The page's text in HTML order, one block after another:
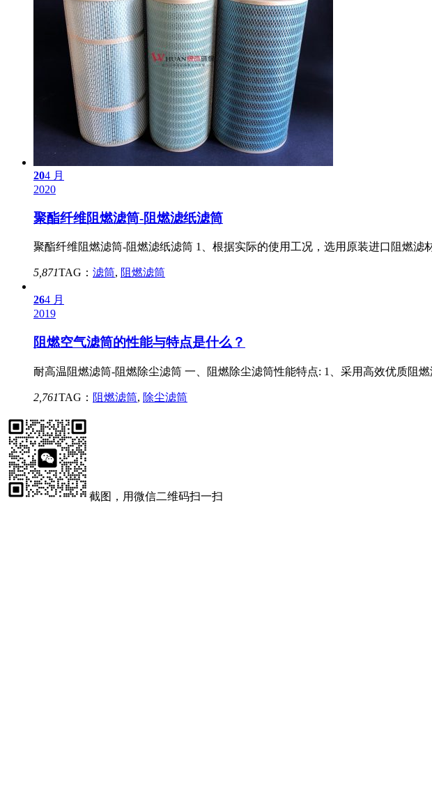
204 月
2020
聚酯纤维阻燃滤筒-阻燃滤纸滤筒
聚酯纤维阻燃滤筒-阻燃滤纸滤筒 1、根据实际的使用工况，选用原装进口阻燃
5,871TAG： 滤筒, 阻燃滤筒
264 月
2019
阻燃空气滤筒的性能与特点是什么？
耐高温阻燃滤筒-阻燃除尘滤筒 一、阻燃除尘滤筒性能特点: 1、采用高效优质阻
2,761TAG： 阻燃滤筒, 除尘滤筒
截图，用微信二维码扫一扫